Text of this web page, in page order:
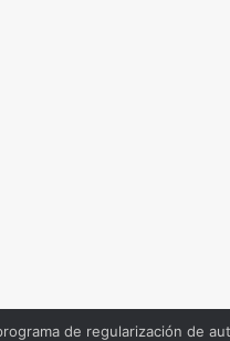
de regularización de